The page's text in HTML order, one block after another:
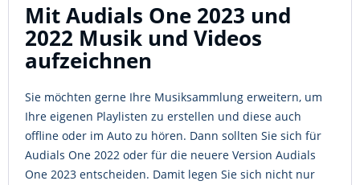
Mit Audials One 2023 und
2022 Musik und Videos
aufzeichnen
Sie möchten gerne Ihre Musiksammlung erweitern, um
Ihre eigenen Playlisten zu erstellen und diese auch
offline oder im Auto zu hören. Dann sollten Sie sich für
Audials One 2022 oder für die neuere Version Audials
One 2023 entscheiden. Damit legen Sie sich nicht nur